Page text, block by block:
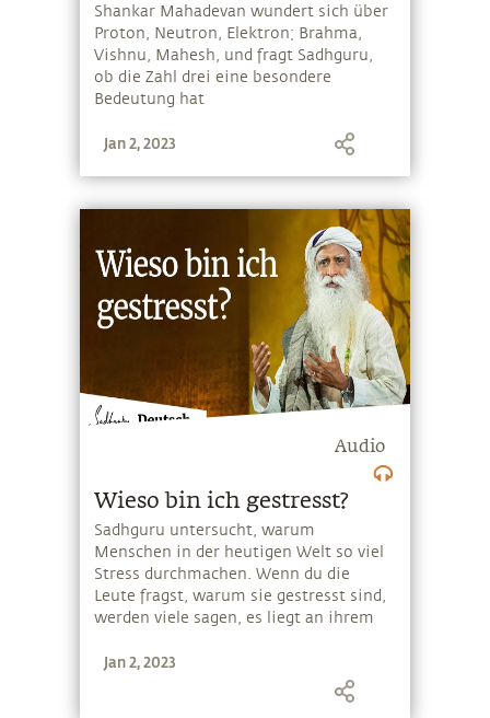
Shankar Mahadevan wundert sich über
Proton, Neutron, Elektron; Brahma,
Vishnu, Mahesh, und fragt Sadhguru,
ob die Zahl drei eine besondere
Bedeutung hat
Jan 2, 2023
Audio
Wieso bin ich gestresst?
Sadhguru untersucht, warum
Menschen in der heutigen Welt so viel
Stress durchmachen. Wenn du die
Leute fragst, warum sie gestresst sind,
werden viele sagen, es liegt an ihrem
Überleben sorgst und sie nicht
Menschen trotzdem nicht mit dem
Jan 2, 2023